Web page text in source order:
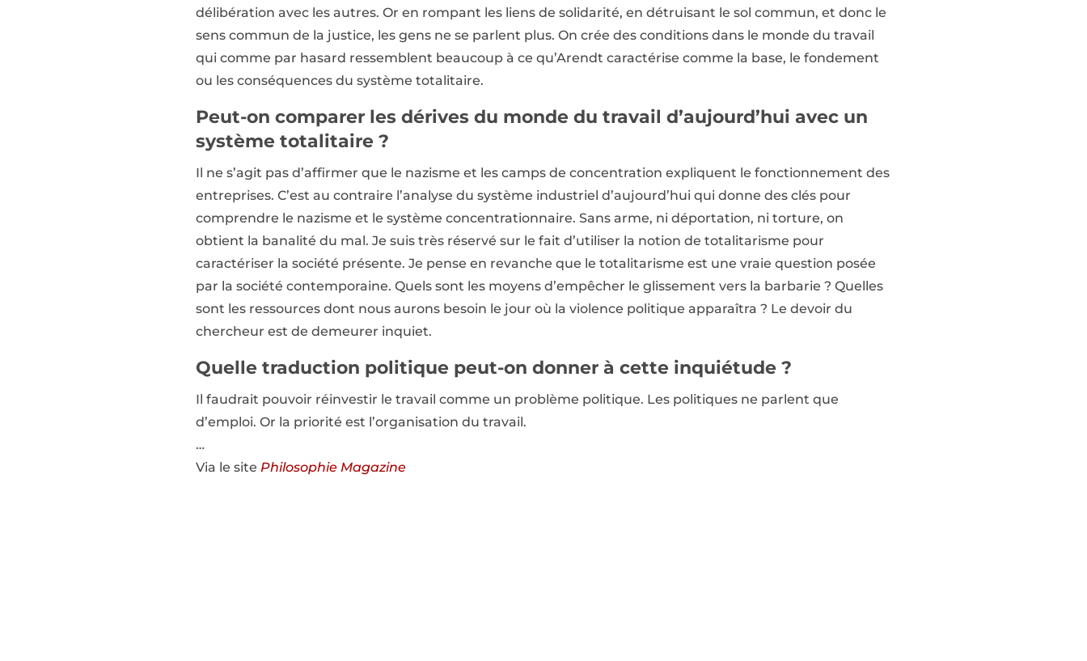
délibération avec les autres. Or en rompant les liens de solidarité, en détruisant le sol commun, et donc le
sens commun de la justice, les gens ne se parlent plus. On crée des conditions dans le monde du travail
qui comme par hasard ressemblent beaucoup à ce qu’Arendt caractérise comme la base, le fondement
ou les conséquences du système totalitaire.
Peut-on comparer les dérives du monde du travail d’aujourd’hui avec un
système totalitaire ?
Il ne s’agit pas d’affirmer que le nazisme et les camps de concentration expliquent le fonctionnement des
entreprises. C’est au contraire l’analyse du système industriel d’aujourd’hui qui donne des clés pour
comprendre le nazisme et le système concentrationnaire. Sans arme, ni déportation, ni torture, on
obtient la banalité du mal. Je suis très réservé sur le fait d’utiliser la notion de totalitarisme pour
caractériser la société présente. Je pense en revanche que le totalitarisme est une vraie question posée
par la société contemporaine. Quels sont les moyens d’empêcher le glissement vers la barbarie ? Quelles
sont les ressources dont nous aurons besoin le jour où la violence politique apparaîtra ? Le devoir du
chercheur est de demeurer inquiet.
Quelle traduction politique peut-on donner à cette inquiétude ?
Il faudrait pouvoir réinvestir le travail comme un problème politique. Les politiques ne parlent que
d’emploi. Or la priorité est l’organisation du travail.
…
Via le site Philosophie Magazine